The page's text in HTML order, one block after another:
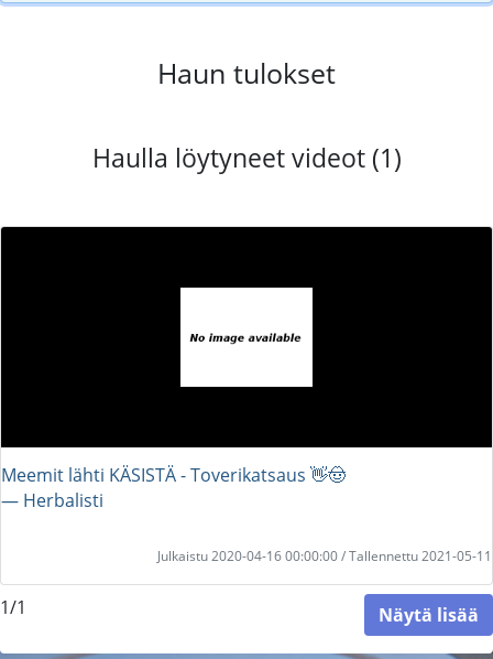
Haun tulokset
Haulla löytyneet videot (1)
Meemit lähti KÄSISTÄ - Toverikatsaus 👋🤠
― Herbalisti
Julkaistu 2020-04-16 00:00:00 / Tallennettu 2021-05-11
1/1 Näytä lisää